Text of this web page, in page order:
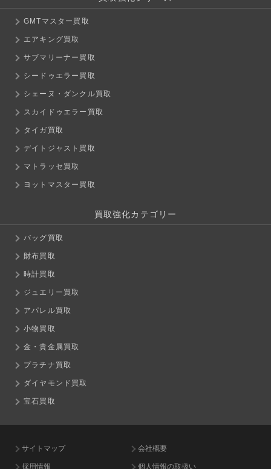
GMTマスター買取
エアキング買取
サブマリーナー買取
シードゥエラー買取
シェーヌ・ダンクル買取
スカイドゥエラー買取
タイガ買取
デイトジャスト買取
マトラッセ買取
ヨットマスター買取
買取強化カテゴリー
バッグ買取
財布買取
時計買取
ジュエリー買取
アパレル買取
小物買取
金・貴金属買取
プラチナ買取
ダイヤモンド買取
宝石買取
サイトマップ 会社概要
採用情報 個人情報の取扱い